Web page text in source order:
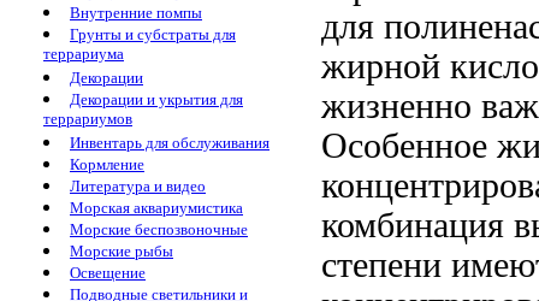
Внутренние помпы
Грунты и субстраты для
террариума
Декорации
Декорации и укрытия для
террариумов
Инвентарь для обслуживания
Кормление
Литература и видео
Морская аквариумистика
Морские беспозвоночные
Морские рыбы
Освещение
Подводные светильники и
для
жирной
жизненно
Особенное
комбинация
степени